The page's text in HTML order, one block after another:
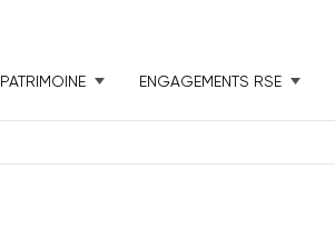
PATRIMOINE ENGAGEMENTS RSE